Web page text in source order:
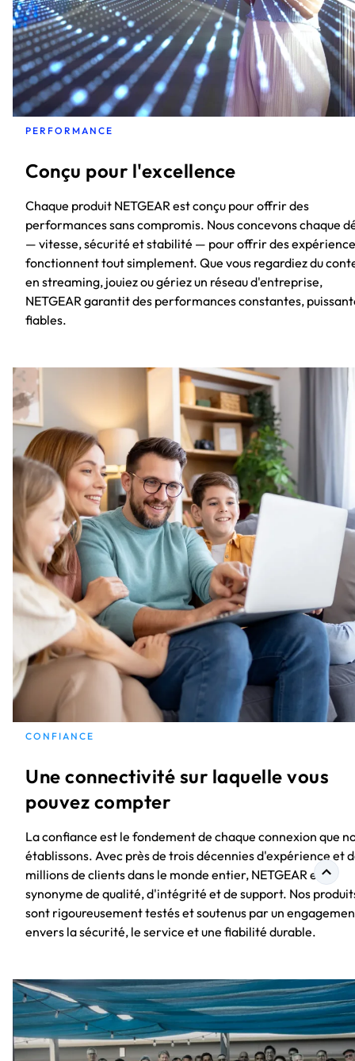
PERFORMANCE
Conçu pour l'excellence
Chaque produit NETGEAR est conçu pour offrir des
performances sans compromis. Nous concevons chaque
— vitesse, sécurité et stabilité — pour offrir des
fonctionnent tout simplement. Que vous regardiez du
en streaming, jouiez ou gériez un réseau d'entreprise,
NETGEAR garantit des performances constantes,
fiables.
CONFIANCE
Une connectivité sur laquelle vous
pouvez compter
La confiance est le fondement de chaque connexion que
établissons. Avec près de trois décennies d'expérience et
millions de clients dans le monde entier, NETGEAR est
synonyme de qualité, d'intégrité et de support. Nos
sont rigoureusement testés et soutenus par un
envers la sécurité, le service et une fiabilité durable.